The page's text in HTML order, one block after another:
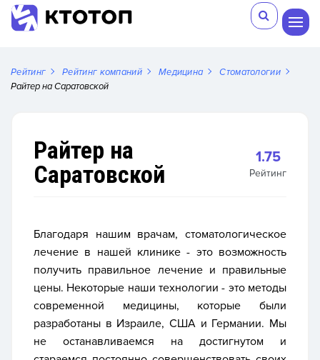
Рейтинг Рейтинг компаний Медицина
Стоматологии
Райтер на Саратовской
Райтер на
Саратовской
1.75
Рейтинг
Благодаря нашим врачам, стоматологическое
лечение в нашей клинике - это возможность
получить правильное лечение и правильные
цены. Некоторые наши технологии - это методы
современной медицины, которые были
разработаны в Израиле, США и Германии. Мы
не останавливаемся на достигнутом и